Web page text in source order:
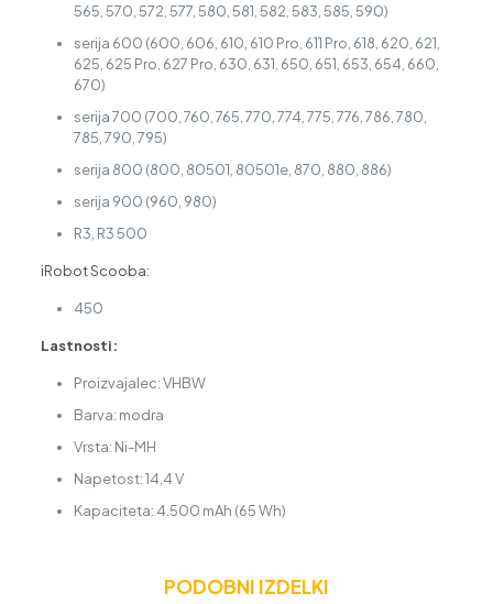
565, 570, 572, 577, 580, 581, 582, 583, 585, 590)
serija 600 (600, 606, 610, 610 Pro, 611 Pro, 618, 620, 621,
625, 625 Pro, 627 Pro, 630, 631, 650, 651, 653, 654, 660,
670)
serija 700 (700, 760, 765, 770, 774, 775, 776, 786, 780,
785, 790, 795)
serija 800 (800, 80501, 80501e, 870, 880, 886)
serija 900 (960, 980)
R3, R3 500
iRobot Scooba:
450
Lastnosti:
Proizvajalec: VHBW
Barva: modra
Vrsta: Ni-MH
Napetost: 14,4 V
Kapaciteta: 4.500 mAh (65 Wh)
PODOBNI IZDELKI